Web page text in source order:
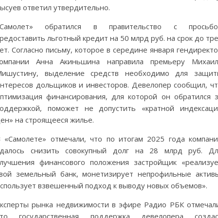
ответил утвердительно.
обратился в правительство с
льготный кредит на 50 млрд руб. на срок до
Согласно письму, которое в середине января
Анна Акиньшина направила премьеру
выделение средств необходимо для
дольщиков и инвесторов. Девелопер сообщил,
финансирования, для которой он обратился
поможет не допустить «кратной
на строящееся жилье.
«Самолете» отмечали, что по итогам 2025 года
снизить совокупный долг на 28 млрд руб.
финансового положения застройщик
земельный банк, монетизирует непрофильные
взвешенный подход к выводу новых объемов».
рынка недвижимости в эфире Радио РБК
государственная поддержка девелопера